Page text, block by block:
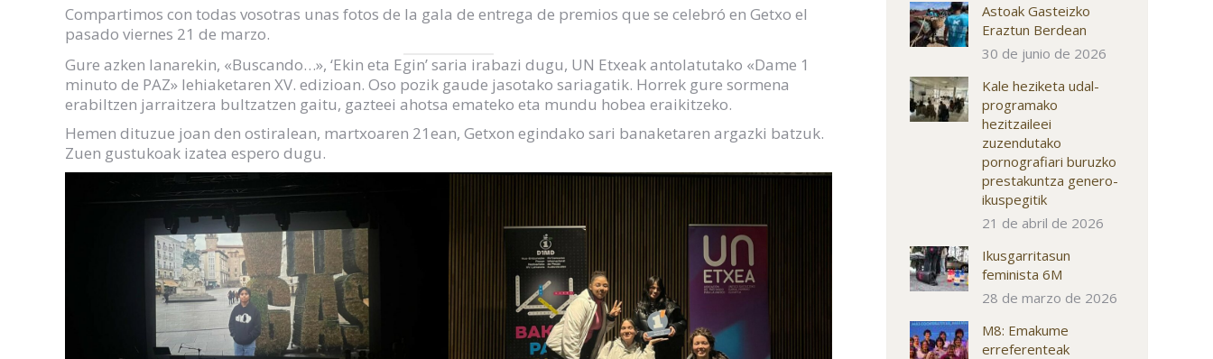
Compartimos con todas vosotras unas fotos de la gala de entrega de premios que se celebró en Getxo el
pasado viernes 21 de marzo.
Gure azken lanarekin, «Buscando…», ‘Ekin eta Egin’ saria irabazi dugu, UN Etxeak antolatutako «Dame 1
minuto de PAZ» lehiaketaren XV. edizioan. Oso pozik gaude jasotako sariagatik. Horrek gure sormena
erabiltzen jarraitzera bultzatzen gaitu, gazteei ahotsa emateko eta mundu hobea eraikitzeko.
Hemen dituzue joan den ostiralean, martxoaren 21ean, Getxon egindako sari banaketaren argazki batzuk.
Zuen gustukoak izatea espero dugu.
Astoak Gasteizko
Eraztun Berdean
30 de junio de 2026
Kale heziketa udal-
programako
hezitzaileei
zuzendutako
pornografiari buruzko
prestakuntza genero-
ikuspegitik
21 de abril de 2026
Ikusgarritasun
feminista 6M
28 de marzo de 2026
M8: Emakume
erreferenteak